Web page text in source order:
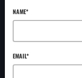
NAME*
EMAIL*